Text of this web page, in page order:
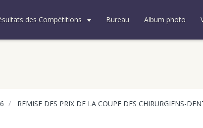
des Compétitions Bureau Album photo
REMISE DES PRIX DE LA COUPE DES CHIRURGIENS-